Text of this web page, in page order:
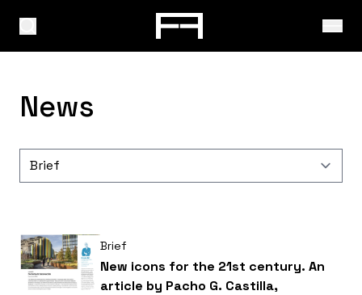
News
Brief
New icons for the 21st century. An
article by Pacho G. Castilla,